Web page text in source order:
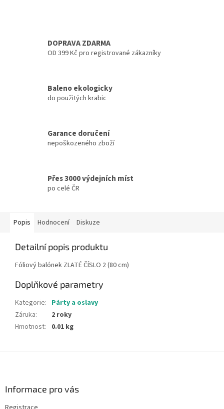
DOPRAVA ZDARMA
OD 399 Kč pro registrované zákazníky
Baleno ekologicky
do použitých krabic
Garance doručení
nepoškozeného zboží
Přes 3000 výdejních míst
po celé ČR
Popis Hodnocení Diskuze
Detailní popis produktu
Fóliový balónek ZLATÉ ČÍSLO 2 (80 cm)
Doplňkové parametry
Kategorie: Párty a oslavy
Záruka:
2 roky
Hmotnost: 0.01 kg
Informace pro vás